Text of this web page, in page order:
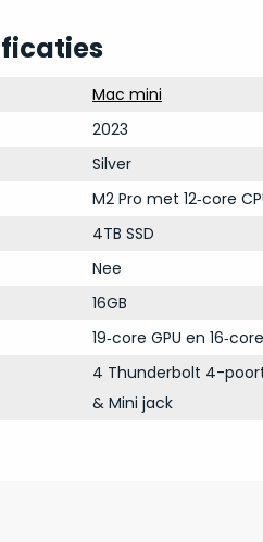
Mac mini
2023
Silver
M2 Pro met 12‑core
4TB SSD
Nee
16GB
19‑core GPU en
4 Thunderbolt 4-
& Mini jack